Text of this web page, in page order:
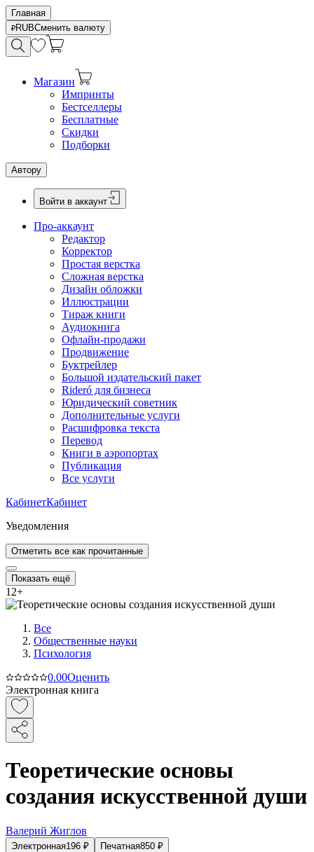
Главная
RUBСменить валюту
Магазин
Импринты
Бестселлеры
Бесплатные
Скидки
Подборки
Автору
Войти в аккаунт
Про-аккаунт
Редактор
Корректор
Простая верстка
Сложная верстка
Дизайн обложки
Иллюстрации
Тираж книги
Аудиокнига
Офлайн-продажи
Продвижение
Буктрейлер
Большой издательский пакет
Rideró для бизнеса
Юридический советник
Дополнительные услуги
Расшифровка текста
Перевод
Книги в аэропортах
Публикация
Все услуги
КабинетКабинет
Уведомления
Отметить все как прочитанные
Показать ещё
12+
Все
Общественные науки
Психология
0.00Оценить
Электронная книга
Теоретические основы
создания искусственной души
Валерий Жиглов
Электронная196 ₽ Печатная850 ₽